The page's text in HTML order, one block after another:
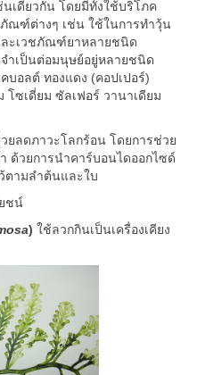
นเดียวกัน โดยมีทั้งใช้บริโภค
ณฑ์ต่างๆ เช่น ใช้ในการทำวุ้น
ละเวชภัณฑ์ยาหลายชนิด
ำเป็นต่อมนุษย์อยู่หลายชนิด
บอลต์ ทองแดง (คอปเปอร์)
โซเดี่ยม ซัลเฟอร์ วานาเดียม
ยลดภาวะโลกร้อน โดยการช่วย
ด้วยการนำคาร์บอนไดออกไซด์
ตามลำต้นและใบ
ชน์
) ใช้ลวกกินเป็นเครื่องเคียง